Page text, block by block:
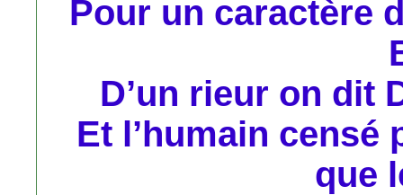
Pour un caractère
D’un rieur on dit
Et l’humain censé
que